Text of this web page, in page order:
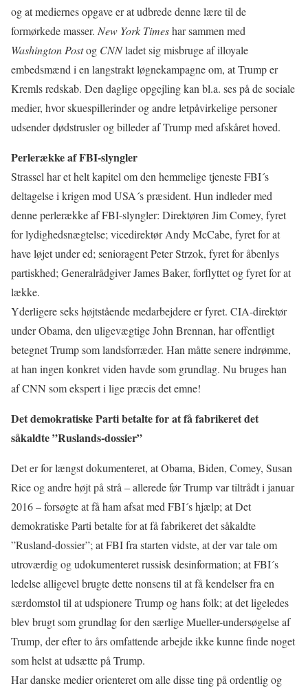
og at mediernes opgave er at udbrede denne lære til de
formørkede masser. New York Timeshar sammen med
Washington Postog CNNladet sig misbruge af illoyale
embedsmænd i en langstrakt løgnekampagne om, at Trump er
Kremls redskab. Den daglige opgejling kan bl.a. ses på de sociale
medier, hvor skuespillerinder og andre letpåvirkelige personer
udsender dødstrusler og billeder af Trump med afskåret hoved.
Perlerække af FBI-slyngler
Strassel har et helt kapitel om den hemmelige tjeneste FBI´s
deltagelse i krigen mod USA´s præsident. Hun indleder med
denne perlerække af FBI-slyngler: Direktøren Jim Comey, fyret
for lydighedsnægtelse; vicedirektør Andy McCabe, fyret for at
have løjet under ed; senioragent Peter Strzok, fyret for åbenlys
partiskhed; Generalrådgiver James Baker, forflyttet og fyret for at
lække.
Yderligere seks højtstående medarbejdere er fyret. CIA-direktør
under Obama, den uligevægtige John Brennan, har offentligt
betegnet Trump som landsforræder. Han måtte senere indrømme,
at han ingen konkret viden havde som grundlag. Nu bruges han
af CNN som ekspert i lige præcis det emne!
Det demokratiske Parti betalte for at få fabrikeret det
såkaldte ”Ruslands-dossier”
Det er for længst dokumenteret, at Obama, Biden, Comey, Susan
Rice og andre højt på strå – allerede før Trump var tiltrådt i januar
2016 – forsøgte at få ham afsat med FBI´s hjælp; at Det
demokratiske Parti betalte for at få fabrikeret det såkaldte
”Rusland-dossier”; at FBI fra starten vidste, at der var tale om
utroværdig og udokumenteret russisk desinformation; at FBI´s
ledelse alligevel brugte dette nonsens til at få kendelser fra en
særdomstol til at udspionere Trump og hans folk; at det ligeledes
blev brugt som grundlag for den særlige Mueller-undersøgelse af
Trump, der efter to års omfattende arbejde ikke kunne finde noget
som helst at udsætte på Trump.
Har danske medier orienteret om alle disse ting på ordentlig og